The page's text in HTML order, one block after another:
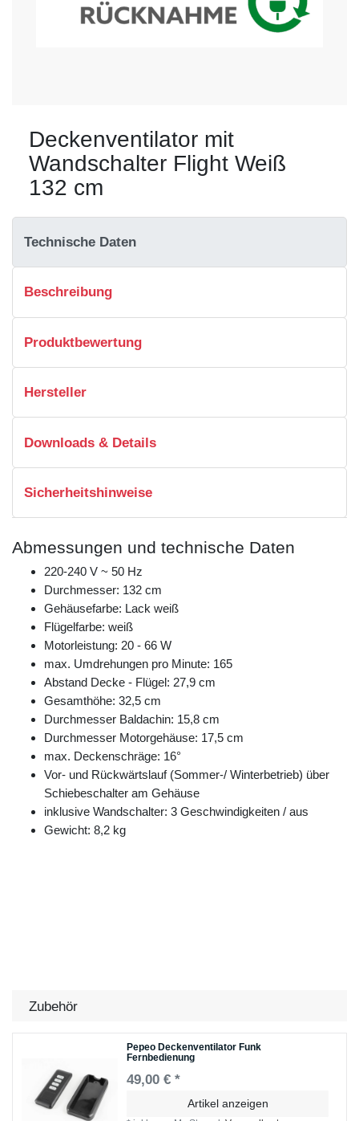
Deckenventilator mit
Wandschalter Flight Weiß
132 cm
Technische Daten
Beschreibung
Produktbewertung
Hersteller
Downloads & Details
Sicherheitshinweise
Abmessungen und technische Daten
220-240 V ~ 50 Hz
Durchmesser: 132 cm
Gehäusefarbe: Lack weiß
Flügelfarbe: weiß
Motorleistung: 20 - 66 W
max. Umdrehungen pro Minute: 165
Abstand Decke - Flügel: 27,9 cm
Gesamthöhe: 32,5 cm
Durchmesser Baldachin: 15,8 cm
Durchmesser Motorgehäuse: 17,5 cm
max. Deckenschräge: 16°
Vor- und Rückwärtslauf (Sommer-/ Winterbetrieb) über
Schiebeschalter am Gehäuse
inklusive Wandschalter: 3 Geschwindigkeiten / aus
Gewicht: 8,2 kg
Zubehör
Pepeo Deckenventilator Funk
Fernbedienung
49,00 € *
Artikel anzeigen